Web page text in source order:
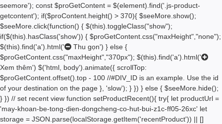
seemore'); const $proGetContent = $(element).find('.js-product-
getcontent'); if($proContent.height() > 370){ $seeMore.show();
$seeMore.click(function() { $(this).toggleClass("show");
if($(this).hasClass('show')) { $proGetContent.css("maxHeight","none");
$(this).find('a').html('
Thu gọn') } else {
$proGetContent.css("maxHeight","370px"); $(this).find('a').html('
Xem thêm') $('html, body').animate({ scrollTop:
$proGetContent.offset().top - 100 //#DIV_ID is an example. Use the id
of your destination on the page }, 'slow'); } }) } else { $seeMore.hide();
} }) // set recent view function setProductRecent(){ try{ let productUrl =
'may-khoan-be-tong-dien-dongcheng-co-hut-bui-z1c-ff05-26xc' let
storage = JSON.parse(localStorage.getItem('recentProduct')) || []